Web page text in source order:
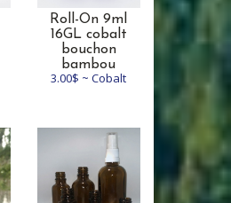
Roll-On 9ml
16GL cobalt
bouchon
bambou
3.00$ ~ Cobalt